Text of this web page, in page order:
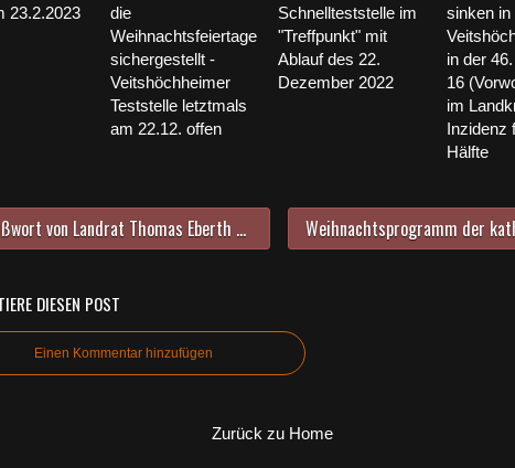
23.2.2023
die
Weihnachtsfeiertage
sichergestellt -
Veitshöchheimer
Teststelle letztmals
am 22.12. offen
Schnellteststelle im
"Treffpunkt" mit
Ablauf des 22.
Dezember 2022
sinken in
in der
16
im
Inzidenz
Hälfte
Grußwort von Landrat Thomas Eberth zu Weihnachten und zum Jahreswechsel - Auszug
DIESEN POST
Einen Kommentar hinzufügen
Zurück zu Home